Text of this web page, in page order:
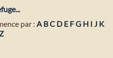
par : A BC D E FG H I J K